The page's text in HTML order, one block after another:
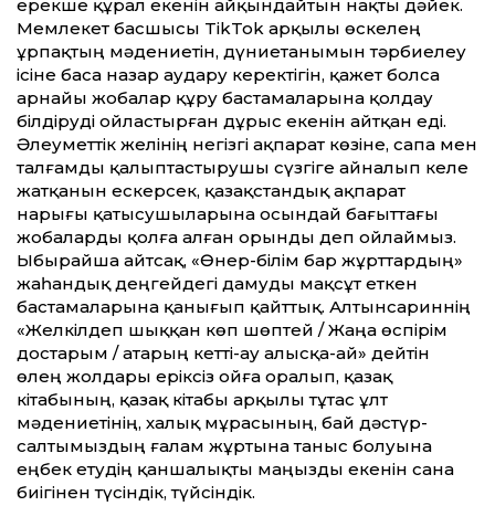
ерекше құрал екенін айқындайтын нақты дәйек.
Мемлекет басшысы TikTok арқылы өскелең
ұрпақтың мәдениетін, дүниетанымын тәрбиелеу
ісіне баса назар аудару керектігін, қажет болса
арнайы жобалар құру бастамаларына қолдау
білдіруді ойластырған дұрыс екенін айтқан еді.
Әлеуметтік желінің негізгі ақпарат көзіне, сапа мен
талғамды қалыптастырушы сүзгіге айналып келе
жатқанын ескерсек, қазақстандық ақпарат
нарығы қатысушыларына осындай бағыттағы
жобаларды қолға алған орынды деп ойлаймыз.
Ыбырайша айтсақ, «Өнер-білім бар жұрттардың»
жаһандық деңгейдегі дамуды мақсұт еткен
бастамаларына қанығып қайт­тық. Алтынсариннің
«Желкілдеп шыққан көп шөптей / Жаңа өспірім
достарым / Қатарың кетті-ау алысқа-ай» дейтін
өлең жолдары еріксіз ойға оралып, қазақ
кітабының, қазақ кітабы арқылы тұтас ұлт
мәдениетінің, халық мұрасының, бай дәстүр-
салтымыздың ғалам жұртына таныс болуына
еңбек етудің қаншалықты маңызды екенін сана
биігінен түсіндік, түйсіндік.